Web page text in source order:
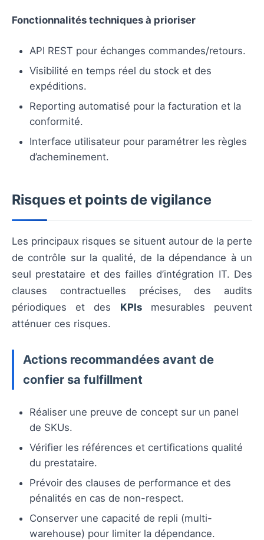
Fonctionnalités techniques à prioriser
API REST pour échanges commandes/retours.
Visibilité en temps réel du stock et des
expéditions.
Reporting automatisé pour la facturation et la
conformité.
Interface utilisateur pour paramétrer les règles
d’acheminement.
Risques et points de vigilance
Les principaux risques se situent autour de la perte
de contrôle sur la qualité, de la dépendance à un
seul prestataire et des failles d’intégration IT. Des
clauses contractuelles précises, des audits
périodiques et des KPIsmesurables peuvent
atténuer ces risques.
Actions recommandées avant de
confier sa fulfillment
Réaliser une preuve de concept sur un panel
de SKUs.
Vérifier les références et certifications qualité
du prestataire.
Prévoir des clauses de performance et des
pénalités en cas de non-respect.
Conserver une capacité de repli (multi-
warehouse) pour limiter la dépendance.